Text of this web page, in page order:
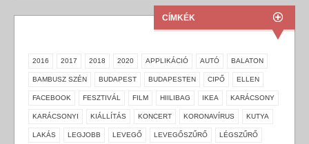
CÍMKÉK
2016 2017 2018 2020 APPLIKÁCIÓ AUTÓ BALATON
BAMBUSZ SZÉN BUDAPEST BUDAPESTEN CIPŐ ELLEN
FACEBOOK FESZTIVÁL FILM HIILIBAG IKEA KARÁCSONY
KARÁCSONYI KIÁLLÍTÁS KONCERT KORONAVÍRUS KUTYA
LAKÁS LEGJOBB LEVEGŐ LEVEGŐSZŰRŐ LÉGSZŰRŐ